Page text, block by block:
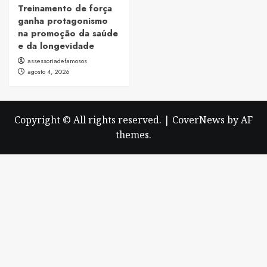
Treinamento de força
ganha protagonismo
na promoção da saúde
e da longevidade
assessoriadefamosos
agosto 4, 2026
Copyright © All rights reserved. | CoverNews by AF
themes.